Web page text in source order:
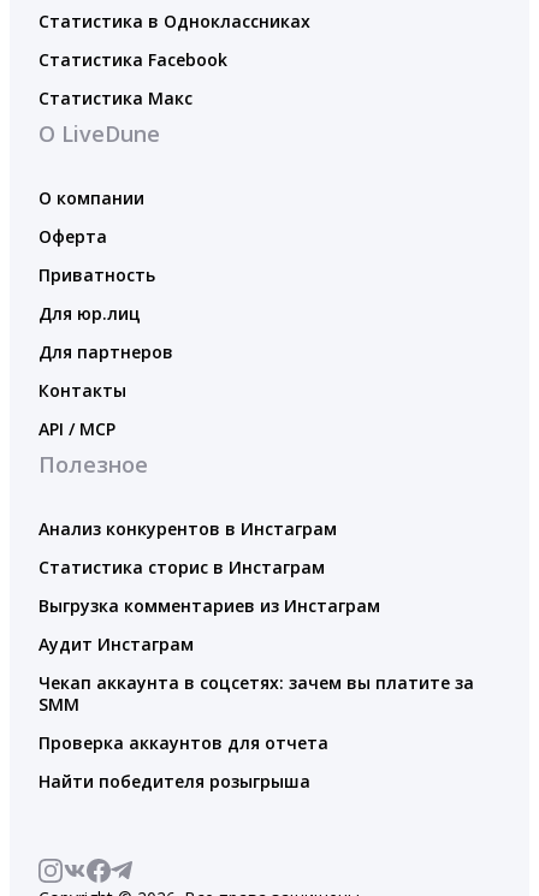
Статистика в Одноклассниках
Статистика Facebook
Статистика Макс
О LiveDune
О компании
Оферта
Приватность
Для юр.лиц
Для партнеров
Контакты
API / MCP
Полезное
Анализ конкурентов в Инстаграм
Статистика сторис в Инстаграм
Выгрузка комментариев из Инстаграм
Аудит Инстаграм
Чекап аккаунта в соцсетях: зачем вы платите за
SMM
Проверка аккаунтов для отчета
Найти победителя розыгрыша